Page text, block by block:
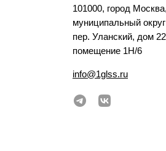
101000, город
муниципальный
пер. Уланский, дом
помещение 1Н/6
info@1glss.ru